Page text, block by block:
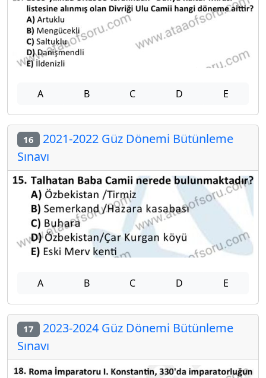
A B C D E
16 2021-2022 Güz Dönemi Bütünleme
Sınavı
A B C D E
17 2023-2024 Güz Dönemi Bütünleme
Sınavı